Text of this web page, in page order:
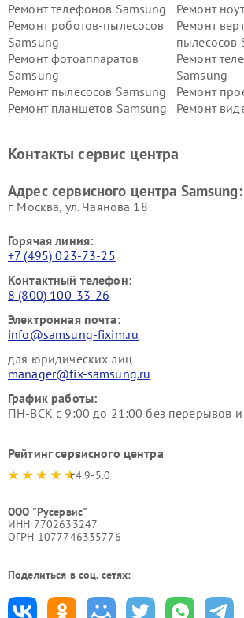
Ремонт телефонов Samsung
Ремонт
Ремонт роботов-пылесосов
Samsung
Ремонт
пылесосов
Ремонт фотоаппаратов
Samsung
Ремонт
Samsung
Ремонт пылесосов Samsung
Ремонт
Ремонт планшетов Samsung
Ремонт
Контакты сервис центра
Адрес сервисного центра Samsung:
г. Москва, ул. Чаянова 18
Горячая линия:
+7 (495) 023-73-25
Контактный телефон:
8 (800) 100-33-26
Электронная почта:
info@samsung-fixim.ru
для юридических лиц
manager@fix-samsung.ru
График работы:
ПН-ВСК с 9:00 до 21:00 без перерывов
Рейтинг сервисного центра
4.9-5.0
ООО "Русервис"
ИНН 7702633247
ОГРН 1077746335776
Поделиться в соц. сетях: